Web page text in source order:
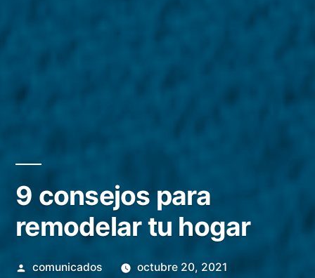
9 consejos para
remodelar tu hogar
Publicado
comunicados octubre 20, 2021